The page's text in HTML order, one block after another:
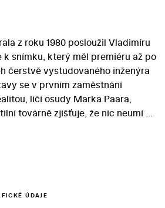
z roku 1980 posloužil Vladimíru
k snímku, který měl premiéru až po
čerstvě vystudovaného inženýra
se v prvním zaměstnání
líčí osudy Marka Paara,
továrně zjišťuje, že nic neumí a
románu Červený a černý hrdinu
Bláhová, která po návratu z
ÚDAJE